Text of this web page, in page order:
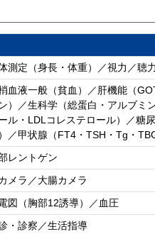
測定（身長・体重）／視力／聴力
血液一般（貧血）／肝機能（
）／生科学（総蛋白・アルブミ
ル・LDLコレステロール）／糖
／甲状腺（FT4・TSH・Tg・
レントゲン
メラ／大腸カメラ
図（胸部12誘導）／血圧
・診察／生活指導